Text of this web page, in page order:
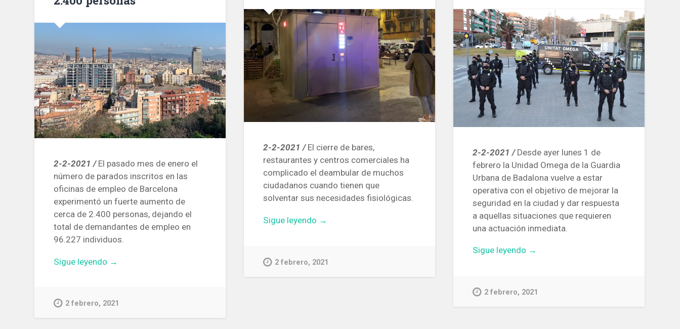
2-2-2021 /El pasado mes de enero el
número de parados inscritos en las
oficinas de empleo de Barcelona
experimentó un fuerte aumento de
cerca de 2.400 personas, dejando el
total de demandantes de empleo en
96.227 individuos.
Sigue leyendo «En
número
→
2 febrero, 2021
2-2-2021 /El cierre de bares,
restaurantes y centros comerciales ha
complicado el deambular de muchos
ciudadanos cuando tienen que
solventar sus necesidades fisiológicas.
Sigue leyendo «Divulgan
de
→
2 febrero, 2021
2-2-2021 /Desde ayer lunes 1 de
febrero la Unidad Omega de la Guardia
Urbana de Badalona vuelve a estar
operativa con el objetivo de mejorar la
seguridad en la ciudad y dar respuesta
a aquellas situaciones que requieren
una actuación inmediata.
Sigue leyendo «La
de
→
2 febrero, 2021